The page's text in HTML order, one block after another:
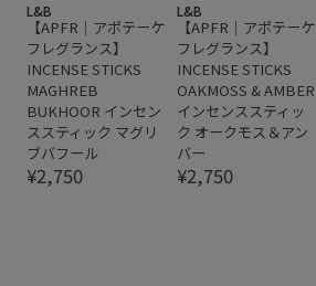
L&B
【APFR｜アポテーケ
フレグランス】
INCENSE STICKS
MAGHREB
BUKHOOR インセン
ススティック マグリ
ブバフール
¥2,750
L&B
【APFR｜アポテーケ
フレグランス】
INCENSE STICKS
OAKMOSS & AMBER
インセンススティッ
ク オークモス＆アン
バー
¥2,750